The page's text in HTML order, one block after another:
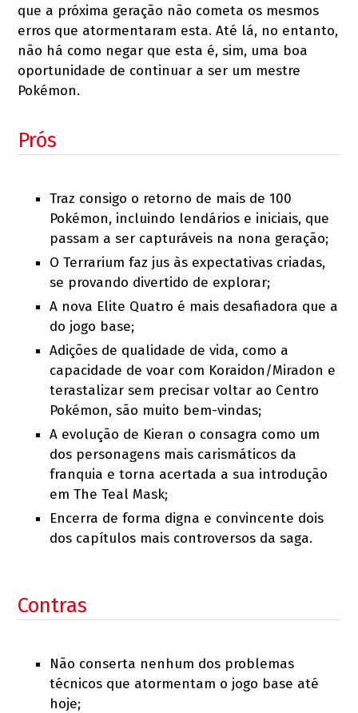
que a próxima geração não cometa os mesmos
erros que atormentaram esta. Até lá, no entanto,
não há como negar que esta é, sim, uma boa
oportunidade de continuar a ser um mestre
Pokémon.
Prós
Traz consigo o retorno de mais de 100
Pokémon, incluindo lendários e iniciais, que
passam a ser capturáveis na nona geração;
O Terrarium faz jus às expectativas criadas,
se provando divertido de explorar;
A nova Elite Quatro é mais desafiadora que a
do jogo base;
Adições de qualidade de vida, como a
capacidade de voar com Koraidon/Miradon e
terastalizar sem precisar voltar ao Centro
Pokémon, são muito bem-vindas;
A evolução de Kieran o consagra como um
dos personagens mais carismáticos da
franquia e torna acertada a sua introdução
em The Teal Mask;
Encerra de forma digna e convincente dois
dos capítulos mais controversos da saga.
Contras
Não conserta nenhum dos problemas
técnicos que atormentam o jogo base até
hoje;